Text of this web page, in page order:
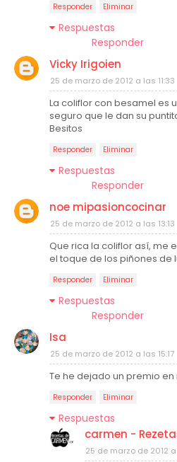
Responder Eliminar
Respuestas
Responder
Vicky Irigoien
25 de marzo de 2012 a las 11:33
La coliflor con besamel es
seguro que le dan su
Besitos
Responder Eliminar
Respuestas
Responder
noe mipasioncocinar
25 de marzo de 2012 a las 13:13
Que rica la coliflor así, me
el toque de los piñones de
Responder Eliminar
Respuestas
Responder
Isa
25 de marzo de 2012 a las 15:17
Te he dejado un premio en
Responder Eliminar
Respuestas
carmen -
25 de marzo de 2012